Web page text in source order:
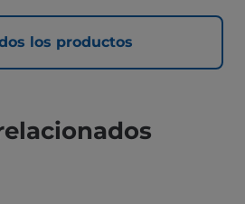
los productos